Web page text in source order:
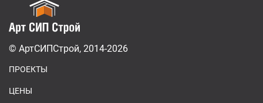
© АртСИПСтрой, 2014-2026
ПРОЕКТЫ
ЦЕНЫ